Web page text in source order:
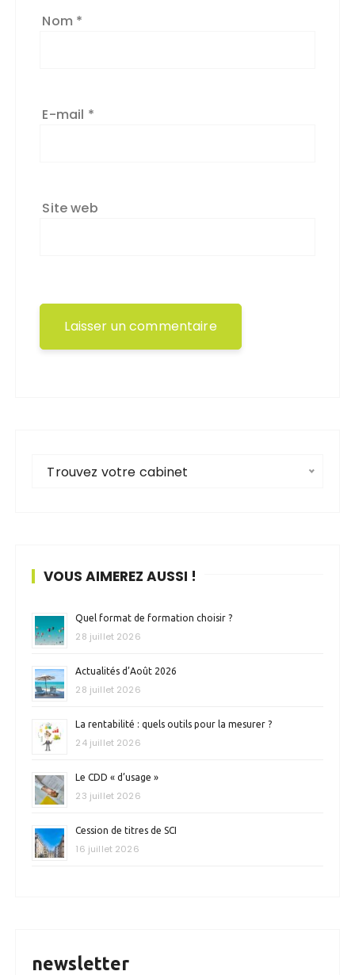
Nom *
E-mail *
Site web
Trouvez votre cabinet
VOUS AIMEREZ AUSSI !
Quel format de formation choisir ?
28 juillet 2026
Actualités d’Août 2026
28 juillet 2026
La rentabilité : quels outils pour la mesurer ?
24 juillet 2026
Le CDD « d’usage »
23 juillet 2026
Cession de titres de SCI
16 juillet 2026
newsletter